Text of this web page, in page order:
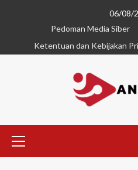
06/08/
Pedoman Media Siber
Ketentuan dan Kebijakan